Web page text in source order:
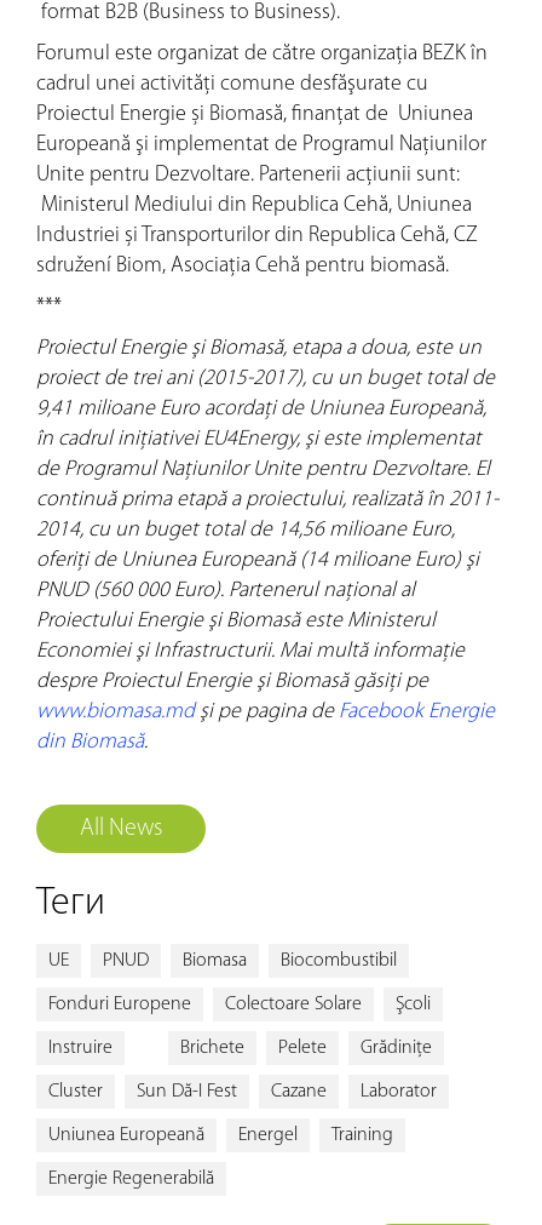
format B2B (Business to Business).
Forumul este organizat de către organizația BEZK în
cadrul unei activităţi comune desfăşurate cu
Proiectul Energie și Biomasă, finanţat de Uniunea
Europeană şi implementat de Programul Naţiunilor
Unite pentru Dezvoltare. Partenerii acţiunii sunt:
Ministerul Mediului din Republica Cehă, Uniunea
Industriei și Transporturilor din Republica Cehă, CZ
sdružení Biom, Asociația Cehă pentru biomasă.
***
Proiectul Energie şi Biomasă, etapa a doua, este un
proiect de trei ani (2015-2017), cu un buget total de
9,41 milioane Euro acordaţi de Uniunea Europeană,
în cadrul iniţiativei EU4Energy, şi este implementat
de Programul Naţiunilor Unite pentru Dezvoltare. El
continuă prima etapă a proiectului, realizată în 2011-
2014, cu un buget total de 14,56 milioane Euro,
oferiţi de Uniunea Europeană (14 milioane Euro) şi
PNUD (560 000 Euro). Partenerul naţional al
Proiectului Energie şi Biomasă este Ministerul
Economiei şi Infrastructurii. Mai multă informaţie
despre Proiectul Energie şi Biomasă găsiţi pe
www.biomasa.mdşi pe pagina de Facebook Energie
din Biomasă.
All News
Теги
UE PNUD Biomasa Biocombustibil
Fonduri Europene Colectoare Solare Şcoli
Instruire Brichete Pelete Grădiniţe
Cluster Sun Dă-I Fest Cazane Laborator
Uniunea Europeană Energel Training
Energie Regenerabilă